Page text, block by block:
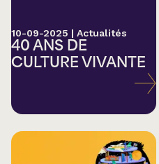
10-09-2025 | Actualités
40 ANS DE
CULTURE VIVANTE